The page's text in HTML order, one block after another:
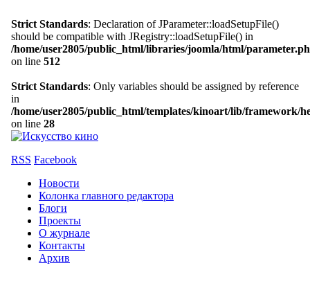
Strict Standards: Declaration of JParameter::loadSetupFile()
should be compatible with JRegistry::loadSetupFile() in
/home/user2805/public_html/libraries/joomla/html/
on line 512
Strict Standards: Only variables should be assigned by reference
in
/home/user2805/public_html/templates/kinoart/lib/framework/
on line 28
RSS Facebook
Новости
Колонка главного редактора
Блоги
Проекты
О журнале
Контакты
Архив